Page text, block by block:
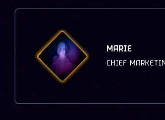
MARIE
CHIEF